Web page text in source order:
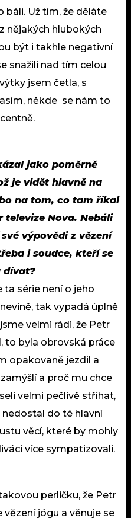
báli. Už tím, že děláte
nějakých hlubokých
být i takhle negativní
snažili nad tím celou
jsem četla, s
někde se nám to
jako poměrně
je vidět hlavně na
na tom, co tam říkal
televize Nova. Nebáli
výpovědi z vězení
i soudce, kteří se
dívat?
ta série není o jeho
tak vypadá úplně
velmi rádi, že Petr
to byla obrovská práce
opakovaně jezdil a
a proč mu chce
velmi pečlivě stříhat,
nedostal do té hlavní
věcí, které by mohly
více sympatizovali.
perličku, že Petr
vězení jógu a věnuje se